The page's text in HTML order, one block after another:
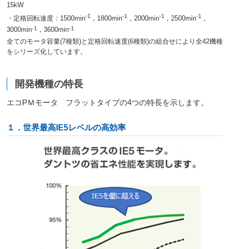
15kW
・定格回転速度：1500min-1 ，1800min-1 ，2000min-1 ，2500min-1 ，
3000min-1 ，3600min-1
全てのモータ容量(7種類)と定格回転速度(6種類)の組合せにより全42機種
をシリーズ化しています。
開発機種の特長
エコPＭモータ フラットタイプの4つの特長を示します。
１．世界最高IE5レベルの高効率